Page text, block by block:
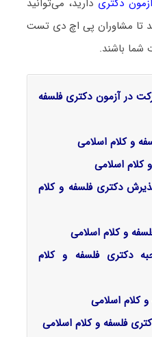
تا مشاوران پی اچ دی تست
باشند.
در آزمون دکتری فلسفه
و کلام اسلامی
اسلامی
دکتری فلسفه و کلام
و کلام اسلامی
دکتری فلسفه و کلام
کلام اسلامی
فلسفه و کلام اسلامی